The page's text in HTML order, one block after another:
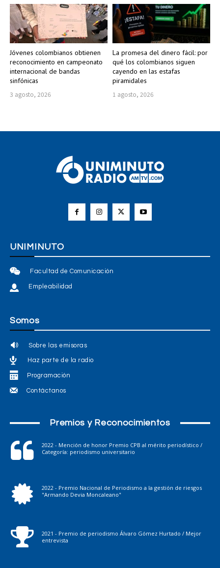
Jóvenes colombianos obtienen
reconocimiento en campeonato
internacional de bandas
sinfónicas
3 agosto, 2026
La promesa del dinero fácil: por
qué los colombianos siguen
cayendo en las estafas
piramidales
1 agosto, 2026
UNIMINUTO
Facultad de Comunicación
Empleabilidad
Somos
Sobre las emisoras
Haz parte de la radio
Programación
Contáctanos
Premios y Reconocimientos
2022 - Mención de honor Premio CPB al mérito periodístico /
Categoría: periodismo universitario
2022 - Premio Nacional de Periodismo a la gestión de riesgos
"Armando Devia Moncaleano"
2021 - Premio de periodismo Álvaro Gómez Hurtado / Mejor
entrevista